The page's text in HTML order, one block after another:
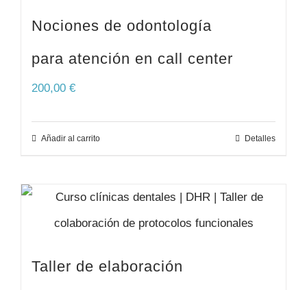
Nociones de odontología
para atención en call center
200,00 €
Añadir al carrito Detalles
Taller de elaboración